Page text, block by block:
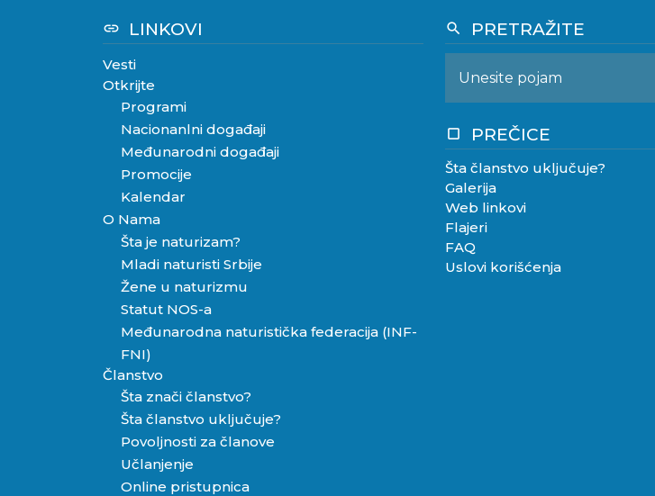
link LINKOVI
Vesti
Otkrijte
Programi
Nacionanlni događaji
Međunarodni događaji
Promocije
Kalendar
O Nama
Šta je naturizam?
Mladi naturisti Srbije
Žene u naturizmu
Statut NOS-a
Međunarodna naturistička federacija (INF-
FNI)
Članstvo
Šta znači članstvo?
Šta članstvo uključuje?
Povoljnosti za članove
Učlanjenje
Online pristupnica
search PRETRAŽITE
crop_square PREČICE
Šta članstvo uključuje?
Galerija
Web linkovi
Flajeri
FAQ
Uslovi korišćenja